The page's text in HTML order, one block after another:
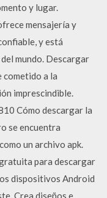
y lugar.
mensajería y
y está
mundo. Descargar
cometido a la
imprescindible.
Cómo descargar la
se encuentra
un archivo apk.
para descargar
dispositivos Android
Crea diseños e